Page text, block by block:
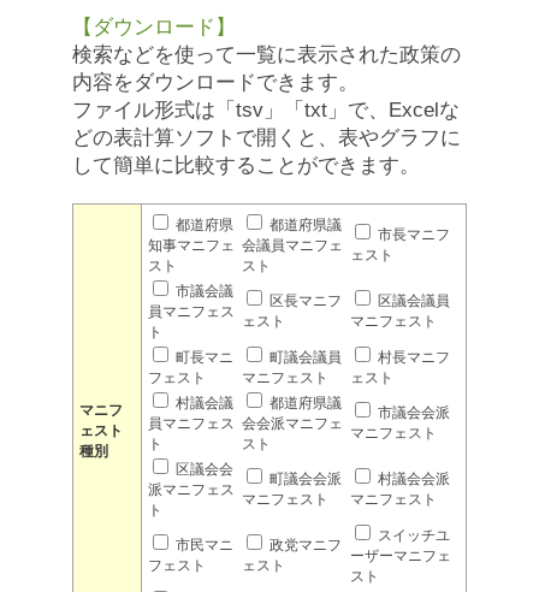
【ダウンロード】
検索などを使って一覧に表示された政策の
内容をダウンロードできます。
ファイル形式は「tsv」「txt」で、Excelな
どの表計算ソフトで開くと、表やグラフに
して簡単に比較することができます。
マニフ
ェスト
種別
都道府県
知事マニフェ
スト
都道府県議
会議員マニフェ
スト
市長マニフ
ェスト
市議会議
員マニフェス
ト
区長マニフ
ェスト
区議会議員
マニフェスト
町長マニ
フェスト
町議会議員
マニフェスト
村長マニフ
ェスト
村議会議
員マニフェス
ト
都道府県議
会会派マニフェ
スト
市議会会派
マニフェスト
区議会会
派マニフェス
ト
町議会会派
マニフェスト
村議会会派
マニフェスト
市民マニ
フェスト
政党マニフ
ェスト
スイッチユ
ーザーマニフェ
スト